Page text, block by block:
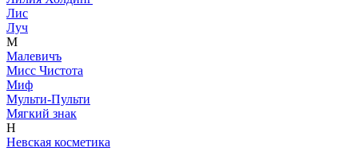
Лис
Луч
М
Малевичъ
Мисс Чистота
Миф
Мульти-Пульти
Мягкий знак
Н
Невская косметика